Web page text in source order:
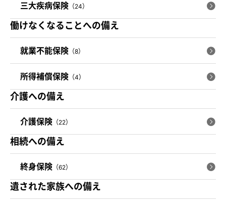
三大疾病保険 （24）
働けなくなることへの備え
就業不能保険 （8）
所得補償保険 （4）
介護への備え
介護保険 （22）
相続への備え
終身保険 （62）
遺された家族への備え